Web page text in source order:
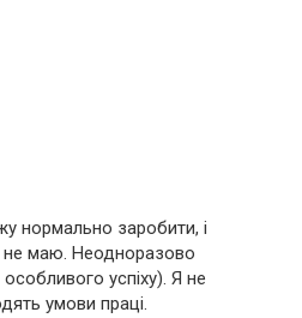
нормально заробити, і
не маю. Неодноразово
успіху). Я не
умови праці.